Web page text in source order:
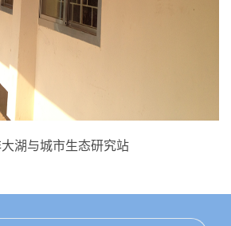
湖与城市生态研究站